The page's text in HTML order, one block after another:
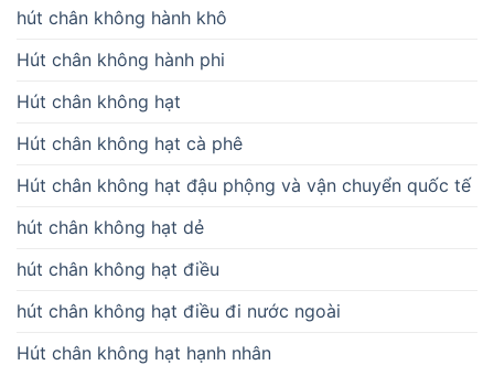
hút chân không hành khô
Hút chân không hành phi
Hút chân không hạt
Hút chân không hạt cà phê
Hút chân không hạt đậu phộng và vận chuyển quốc tế
hút chân không hạt dẻ
hút chân không hạt điều
hút chân không hạt điều đi nước ngoài
Hút chân không hạt hạnh nhân